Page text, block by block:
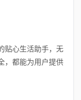
贴心生活助手，无
，都能为用户提供